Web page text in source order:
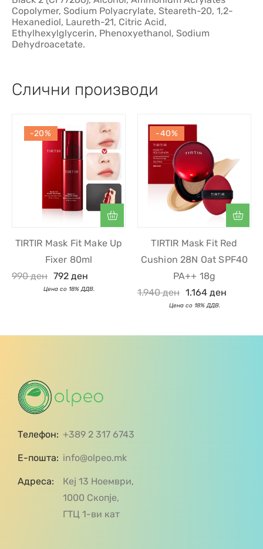
Copolymer, Sodium Polyacrylate, Steareth-20, 1,2-
Hexanediol, Laureth-21, Citric Acid,
Ethylhexylglycerin, Phenoxyethanol, Sodium
Dehydroacetate.
Слични производи
-20%
TIRTIR Mask Fit Make Up
Fixer 80ml
990ден 792 ден
-40%
TIRTIR Mask Fit Red
Cushion 28N Oat SPF40
PA++ 18g
1.940ден 1.164 ден
Телефон: +389 2 317 6743
Е-пошта: info@olpeo.mk
Адреса:
Кеј 13 Ноември,
1000 Скопје,
ГТЦ 1-ви кат